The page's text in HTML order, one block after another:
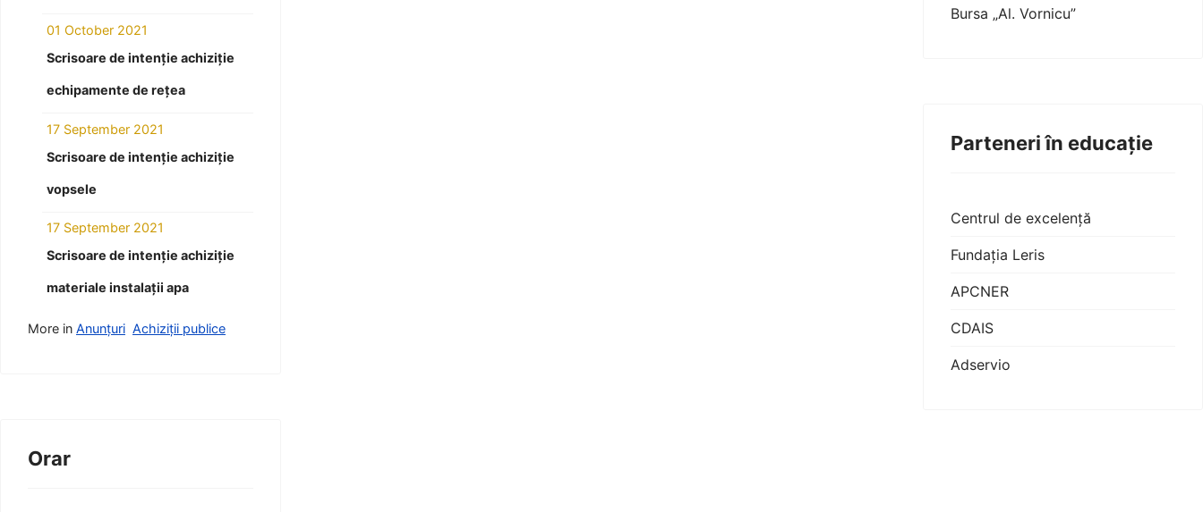
01 October 2021
Scrisoare de intenție achiziție
echipamente de rețea
17 September 2021
Scrisoare de intenție achiziție
vopsele
17 September 2021
Scrisoare de intenție achiziție
materiale instalații apa
More in Anunțuri Achiziții publice
Orar
Bursa „Al. Vornicu”
Parteneri în educație
Centrul de excelență
Fundația Leris
APCNER
CDAIS
Adservio